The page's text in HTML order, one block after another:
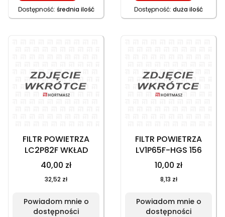
Dostępność: średnia ilość Dostępność: duża ilość
FILTR POWIETRZA
LC2P82F WKŁAD
40,00 zł
32,52 zł
Powiadom mnie o
dostępności
FILTR POWIETRZA
LV1P65F-HGS 156
10,00 zł
8,13 zł
Powiadom mnie o
dostępności